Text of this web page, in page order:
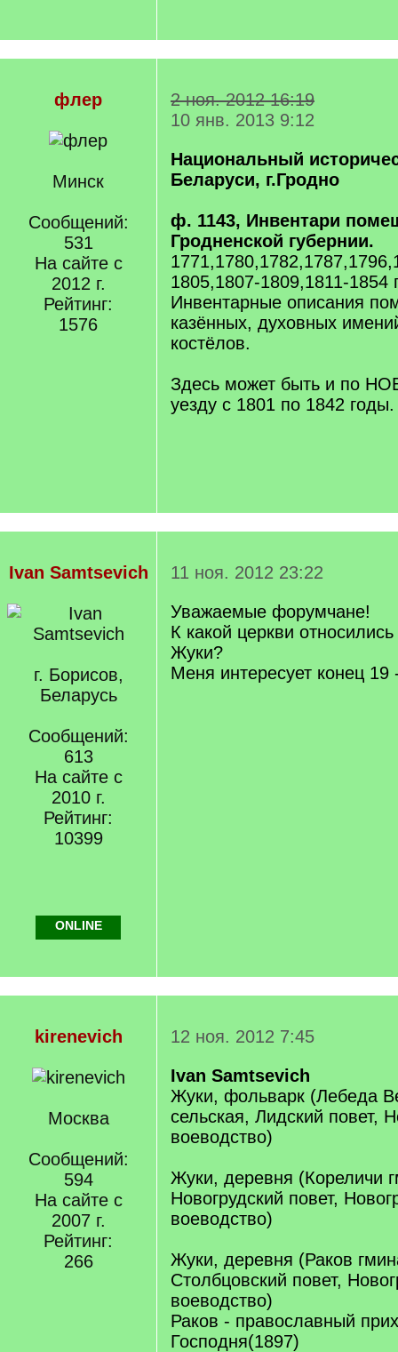
флер
Минск
Сообщений:
531
На сайте с
2012 г.
Рейтинг:
1576
2 ноя. 2012 16:19
10 янв. 2013 9:12
Национальный
Беларуси, г.Гродно
ф. 1143, Инвентари
Гродненской губернии.
1805,1807-1809,1811-1854
Инвентарные описания
казённых, духовных
костёлов.
Здесь может быть и по
уезду с 1801 по 1842 годы.
Ivan Samtsevich
г. Борисов,
Беларусь
Сообщений:
613
На сайте с
2010 г.
Рейтинг:
10399
11 ноя. 2012 23:22
Уважаемые форумчане!
К какой церкви
Жуки?
Меня интересует конец 19
ONLINE
kirenevich
Москва
Сообщений:
594
На сайте с
2007 г.
Рейтинг:
266
12 ноя. 2012 7:45
Ivan Samtsevich
Жуки, фольварк (Лебеда
сельская, Лидский повет,
воеводство)
Жуки, деревня (Кореличи
Новогрудский повет,
воеводство)
Жуки, деревня (Раков
Столбцовский повет,
воеводство)
Раков - православный
Господня(1897)